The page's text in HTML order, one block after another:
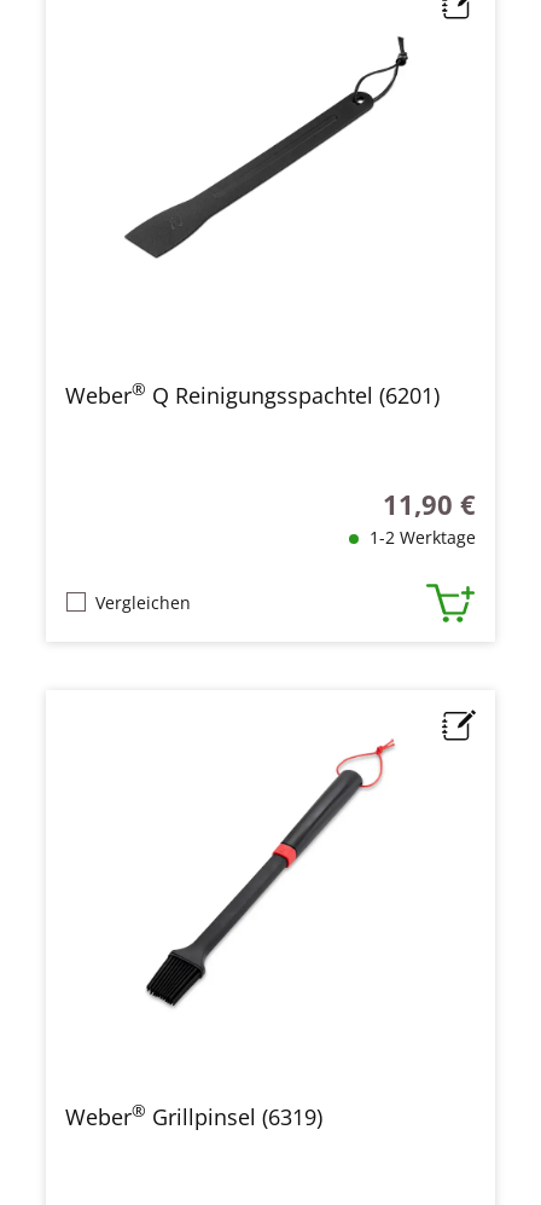
Weber® Q Reinigungsspachtel (6201)
Regulärer Preis:
11,90 €
1-2 Werktage
Vergleichen
Weber® Grillpinsel (6319)